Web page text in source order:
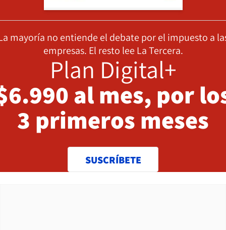
mayoría no entiende el debate por el impuesto a
empresas. El resto lee La Tercera.
Plan Digital+
al mes, por
3 primeros meses
SUSCRÍBETE